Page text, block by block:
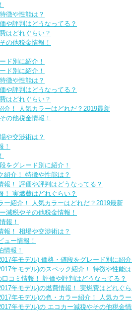
徴や性能は？
や評判はどうなってる？
はどれぐらい？
の他税金情報！
ド別に紹介！
ド別に紹介！
徴や性能は？
や評判はどうなってる？
はどれぐらい？
介！ 人気カラーはどれだ？2019最新
の他税金情報！
や交渉術は？
！
をグレード別に紹介！
紹介！ 特徴や性能は？
報！ 評価や評判はどうなってる？
！ 実燃費はどれぐらい？
ー紹介！ 人気カラーはどれだ？2019最新
減税やその他税金情報！
報！
報！ 相場や交渉術は？
ュー情報！
情報！
年モデル) 価格・値段をグレード別に紹介
年モデル)のスペック紹介！ 特徴や性能は
コミ情報！ 評価や評判はどうなってる？
年モデル)の燃費情報！ 実燃費はどれぐら
年モデル)の色・カラー紹介！ 人気カラ
年モデル)の エコカー減税やその他税金情